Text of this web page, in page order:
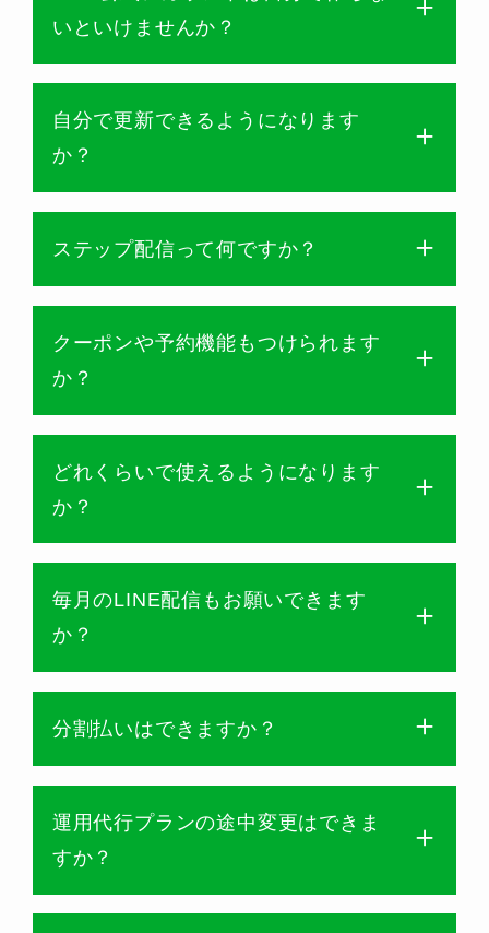
いといけませんか？
自分で更新できるようになります
か？
ステップ配信って何ですか？
クーポンや予約機能もつけられます
か？
どれくらいで使えるようになります
か？
毎月のLINE配信もお願いできます
か？
分割払いはできますか？
運用代行プランの途中変更はできま
すか？